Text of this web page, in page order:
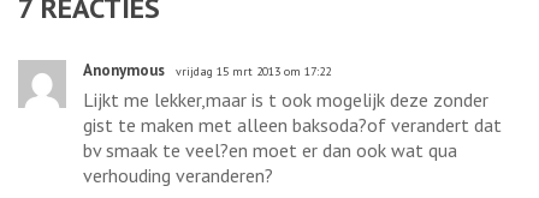
Anonymous vrijdag 15 mrt 2013 om 17:22
Lijkt me lekker,maar is t ook mogelijk deze zonder
gist te maken met alleen baksoda?of verandert dat
bv smaak te veel?en moet er dan ook wat qua
verhouding veranderen?